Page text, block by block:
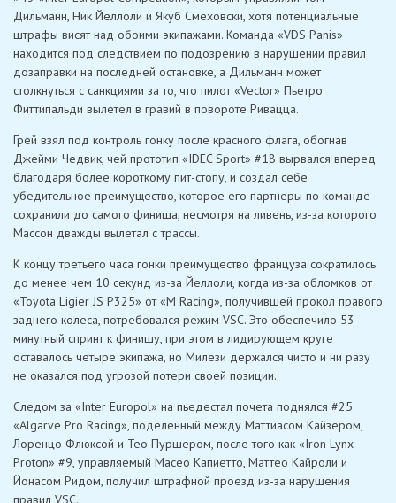
Дильманн, Ник Йеллоли и Якуб Смеховски, хотя потенциальные
штрафы висят над обоими экипажами. Команда «VDS Panis»
находится под следствием по подозрению в нарушении правил
дозаправки на последней остановке, а Дильманн может
столкнуться с санкциями за то, что пилот «Vector» Пьетро
Фиттипальди вылетел в гравий в повороте Ривацца.
Грей взял под контроль гонку после красного флага, обогнав
Джейми Чедвик, чей прототип «IDEC Sport» #18 вырвался вперед
благодаря более короткому пит-стопу, и создал себе
убедительное преимущество, которое его партнеры по команде
сохранили до самого финиша, несмотря на ливень, из-за которого
Массон дважды вылетал с трассы.
К концу третьего часа гонки преимущество француза сократилось
до менее чем 10 секунд из-за Йеллоли, когда из-за обломков от
«Toyota Ligier JS P325» от «M Racing», получившей прокол правого
заднего колеса, потребовался режим VSC. Это обеспечило 53-
минутный спринт к финишу, при этом в лидирующем круге
оставалось четыре экипажа, но Милези держался чисто и ни разу
не оказался под угрозой потери своей позиции.
Следом за «Inter Europol» на пьедестал почета поднялся #25
«Algarve Pro Racing», поделенный между Маттиасом Кайзером,
Лоренцо Флюксой и Тео Пуршером, после того как «Iron Lynx-
Proton» #9, управляемый Масео Капиетто, Маттео Кайроли и
Йонасом Ридом, получил штрафной проезд из-за нарушения
правил VSC.